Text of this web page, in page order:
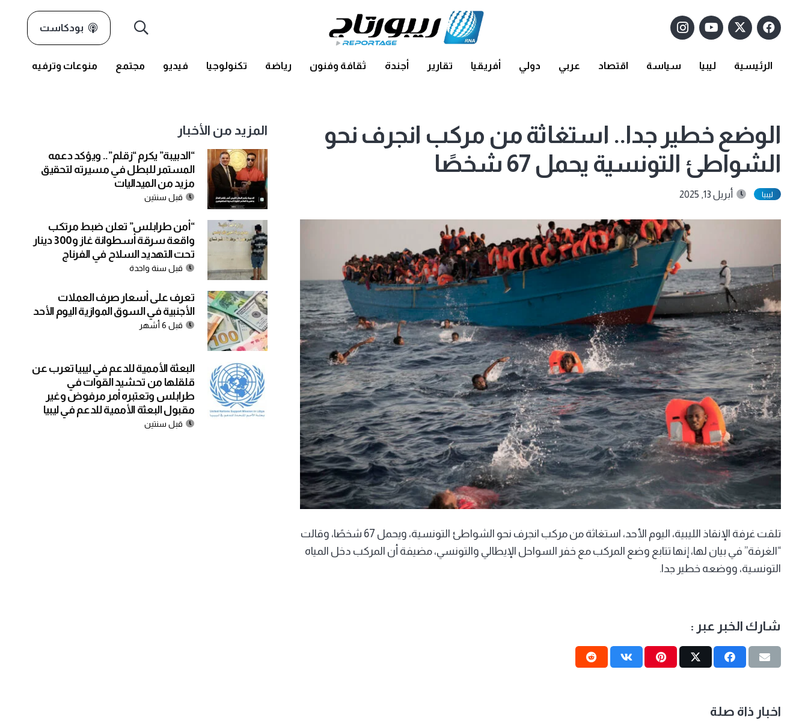
بودكاست
الرئيسية ليبيا سياسة اقتصاد عربي دولي أفريقيا تقارير أجندة ثقافة وفنون رياضة تكنولوجيا فيديو مجتمع منوعات وترفيه
الوضع خطير جدا.. استغاثة من مركب انجرف نحو
الشواطئ التونسية يحمل 67 شخصًا
ليبيا أبريل 13, 2025
تلقت غرفة الإنقاذ الليبية، اليوم الأحد، استغاثة من مركب انجرف نحو الشواطئ التونسية، ويحمل 67 شخصًا، وقالت
“الغرفة” في بيان لها، إنها تتابع وضع المركب مع خفر السواحل الإيطالي والتونسي، مضيفة أن المركب دخل المياه
التونسية، ووضعه خطير جدا.
شارك الخبر عبر :
اخبار ذاة صلة
المزيد من الأخبار
“الدبيبة” يكرم “زقلم”.. ويؤكد دعمه
المستمر للبطل في مسيرته لتحقيق
مزيد من الميداليات
قبل سنتين
“أمن طرابلس” تعلن ضبط مرتكب
واقعة سرقة أسطوانة غاز و300 دينار
تحت التهديد السلاح في الفرناج
قبل سنة واحدة
تعرف على أسعار صرف العملات
الأجنبية في السوق الموازية اليوم الأحد
قبل 6 أشهر
البعثة الأممية للدعم في ليبيا تعرب عن
قلقلها من تحشيد القوات في
طرابلس وتعتبره أمر مرفوض وغير
مقبول البعثة الأممية للدعم في ليبيا
قبل سنتين